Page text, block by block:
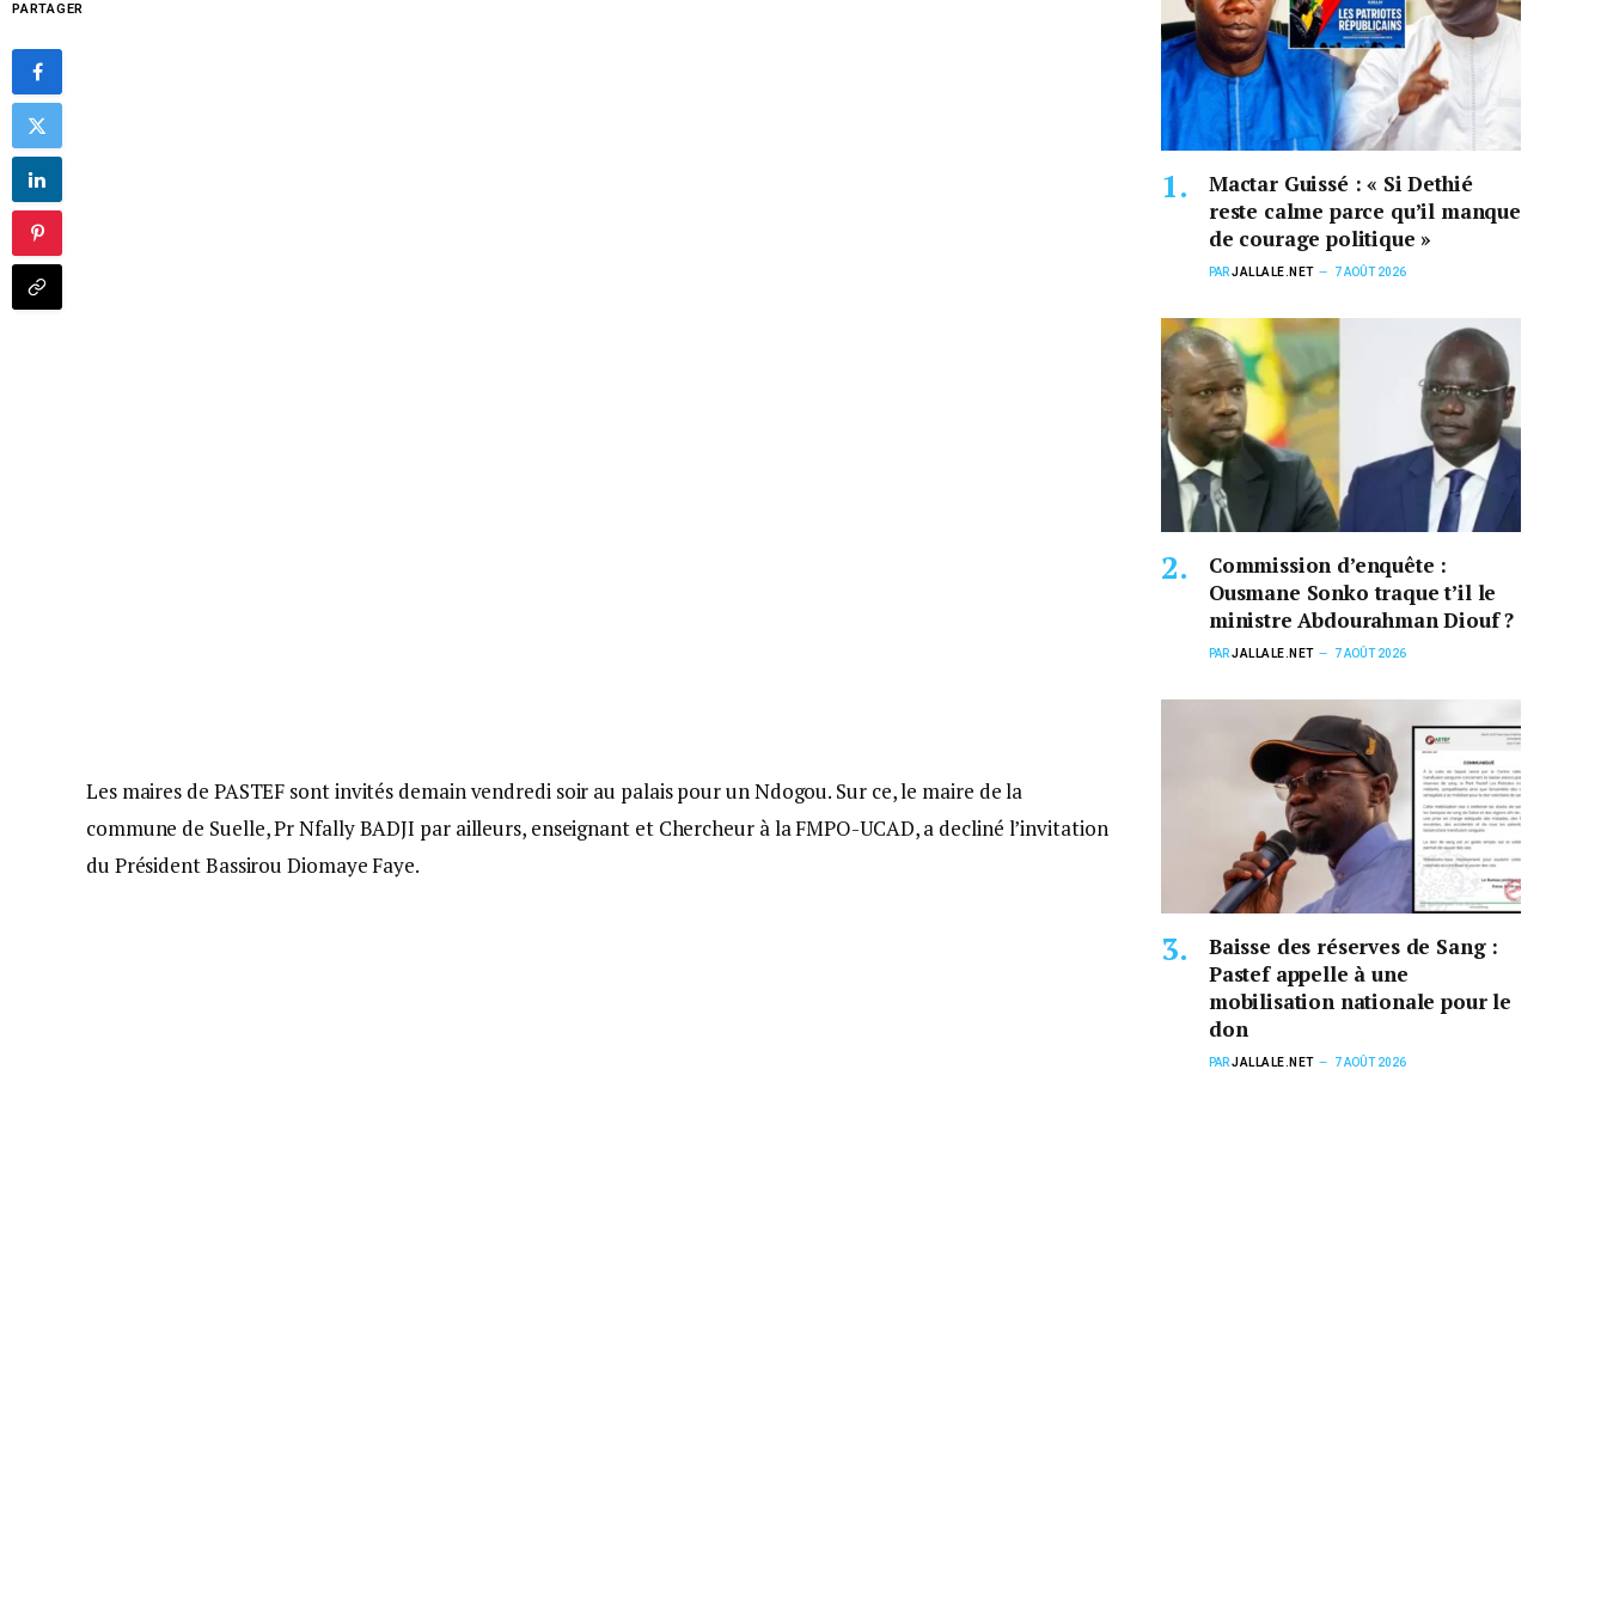
PARTAGER
Les maires de PASTEF sont invités demain vendredi soir au palais pour un Ndogou. Sur ce, le maire de la
commune de Suelle, Pr Nfally BADJI par ailleurs, enseignant et Chercheur à la FMPO-UCAD, a decliné l’invitation
du Président Bassirou Diomaye Faye.
Mactar Guissé : « Si Dethié
reste calme parce qu’il manque
de courage politique »
PARJALLALE.NET 7 AOÛT 2026
Commission d’enquête :
Ousmane Sonko traque t’il le
ministre Abdourahman Diouf ?
PARJALLALE.NET 7 AOÛT 2026
Baisse des réserves de Sang :
Pastef appelle à une
mobilisation nationale pour le
don
PARJALLALE.NET 7 AOÛT 2026